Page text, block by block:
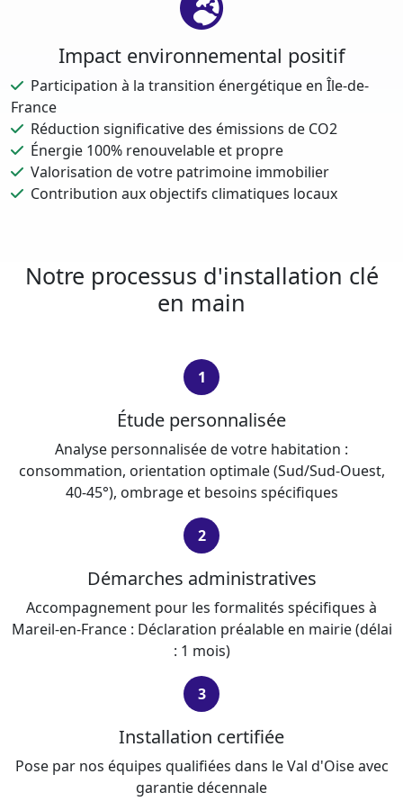
Impact environnemental positif
Participation à la transition énergétique en Île-de-
France
Réduction significative des émissions de CO2
Énergie 100% renouvelable et propre
Valorisation de votre patrimoine immobilier
Contribution aux objectifs climatiques locaux
Notre processus d'installation clé
en main
1
Étude personnalisée
Analyse personnalisée de votre habitation :
consommation, orientation optimale (Sud/Sud-Ouest,
40-45°), ombrage et besoins spécifiques
2
Démarches administratives
Accompagnement pour les formalités spécifiques à
Mareil-en-France : Déclaration préalable en mairie (délai
: 1 mois)
3
Installation certifiée
Pose par nos équipes qualifiées dans le Val d'Oise avec
garantie décennale